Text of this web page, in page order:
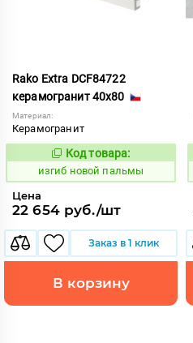
Rako Extra DCF84722
керамогранит 40x80
Материал:
Керамогранит
570692
Код товара:
изгиб новой пальмы
Цена
22 654 руб./шт
Заказ в 1 клик
В корзину